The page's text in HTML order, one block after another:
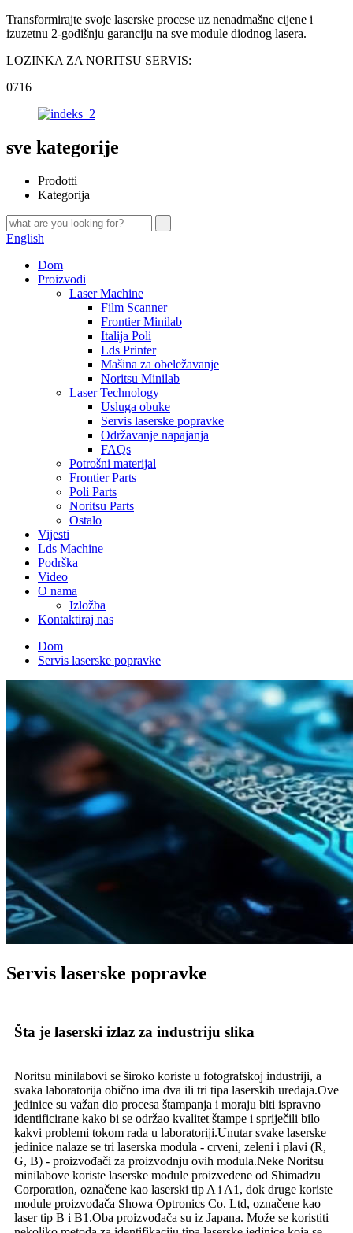
Transformirajte svoje laserske procese uz nenadmašne cijene i
izuzetnu 2-godišnju garanciju na sve module diodnog lasera.
LOZINKA ZA NORITSU SERVIS:
0716
sve kategorije
Prodotti
Kategorija
English
Dom
Proizvodi
Laser Machine
Film Scanner
Frontier Minilab
Italija Poli
Lds Printer
Mašina za obeležavanje
Noritsu Minilab
Laser Technology
Usluga obuke
Servis laserske popravke
Održavanje napajanja
FAQs
Potrošni materijal
Frontier Parts
Poli Parts
Noritsu Parts
Ostalo
Vijesti
Lds Machine
Podrška
Video
O nama
Izložba
Kontaktiraj nas
Dom
Servis laserske popravke
Servis laserske popravke
Šta je laserski izlaz za industriju slika
Noritsu minilabovi se široko koriste u fotografskoj industriji, a
svaka laboratorija obično ima dva ili tri tipa laserskih uređaja.Ove
jedinice su važan dio procesa štampanja i moraju biti ispravno
identificirane kako bi se održao kvalitet štampe i spriječili bilo
kakvi problemi tokom rada u laboratoriji.Unutar svake laserske
jedinice nalaze se tri laserska modula - crveni, zeleni i plavi (R,
G, B) - proizvođači za proizvodnju ovih modula.Neke Noritsu
minilabove koriste laserske module proizvedene od Shimadzu
Corporation, označene kao laserski tip A i A1, dok druge koriste
module proizvođača Showa Optronics Co. Ltd, označene kao
laser tip B i B1.Oba proizvođača su iz Japana. Može se koristiti